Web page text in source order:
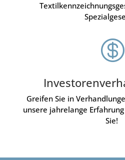

Greifen Sie in
unsere jahrelange
Sie!